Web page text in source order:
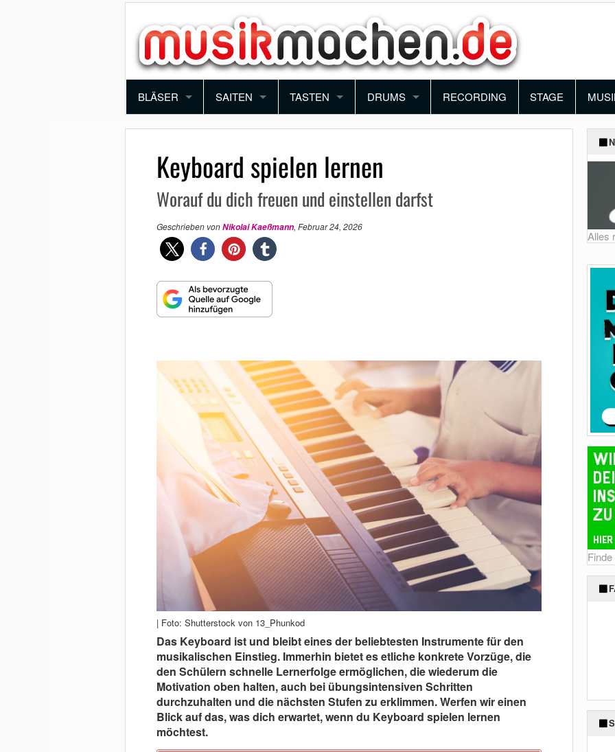
BLÄSER
TROMPETE
POSAUNE
SAXOPHON
KLARINETTE
BLOCKFLÖTE
SAITEN
VIOLINE
BRATSCHE
E-GITARRE
AKUSTIK GITARRE
HARFE
TASTEN
PIANO
KEYBOARD
SYNTHESIZER
AKKORDEON
DRUMS
SCHLAGZEUG
PERCUSSION
RECORDING STAGE
FUN
Keyboard spielen lernen
Worauf du dich freuen und einstellen darfst
Geschrieben vonNikolai Kaeßmann, Februar 24, 2026
| Foto: Shutterstock von 13_Phunkod
Das Keyboard ist und bleibt eines der beliebtesten Instrumente für den
musikalischen Einstieg. Immerhin bietet es etliche konkrete Vorzüge, die
den Schülern schnelle Lernerfolge ermöglichen, die wiederum die
Motivation oben halten, auch bei übungsintensiven Schritten
durchzuhalten und die nächsten Stufen zu erklimmen. Werfen wir einen
Blick auf das, was dich erwartet, wenn du Keyboard spielen lernen
möchtest.
Alles